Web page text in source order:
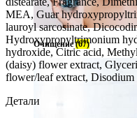
Очищение(67)
MEA, Guar
lauroyl sarcosinate,
Hydroxypropyltrimonium
hydroxide, Citric acid,
(daisy) flower extract,
flower/leaf extract,
Детали